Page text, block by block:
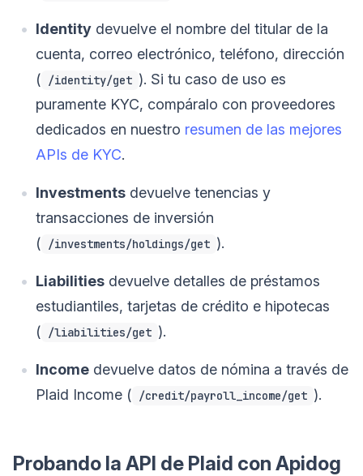
Identity devuelve el nombre del titular de la
cuenta, correo electrónico, teléfono, dirección
( /identity/get ). Si tu caso de uso es
puramente KYC, compáralo con proveedores
dedicados en nuestro resumen de las mejores
APIs de KYC.
Investments devuelve tenencias y
transacciones de inversión
( /investments/holdings/get ).
Liabilities devuelve detalles de préstamos
estudiantiles, tarjetas de crédito e hipotecas
( /liabilities/get ).
Income devuelve datos de nómina a través de
Plaid Income ( /credit/payroll_income/get ).
Probando la API de Plaid con Apidog